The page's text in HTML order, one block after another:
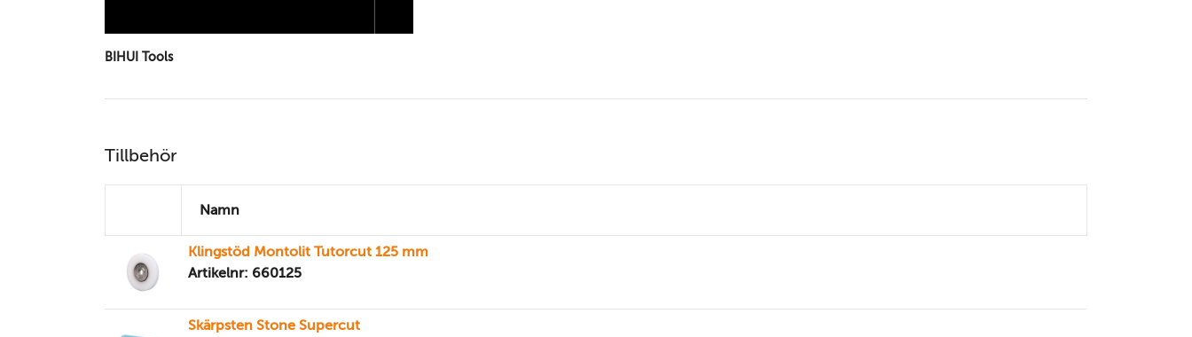
BIHUI Tools
Tillbehör
Namn
Klingstöd Montolit Tutorcut 125 mm
Artikelnr: 660125
Skärpsten Stone Supercut